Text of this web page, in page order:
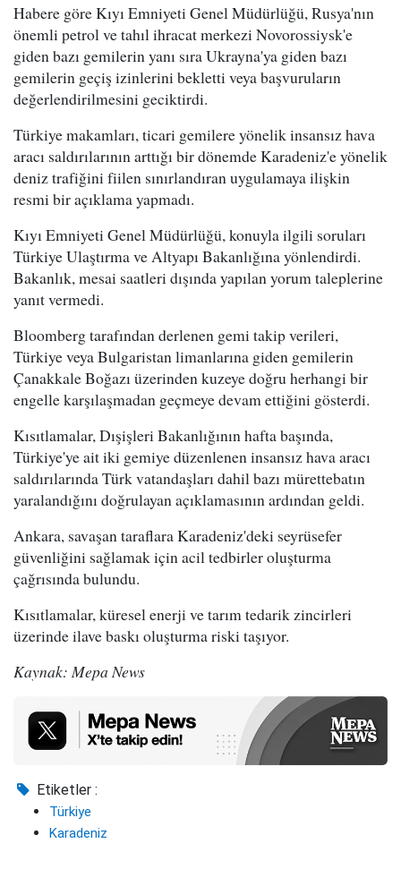
Habere göre Kıyı Emniyeti Genel Müdürlüğü, Rusya'nın
önemli petrol ve tahıl ihracat merkezi Novorossiysk'e
giden bazı gemilerin yanı sıra Ukrayna'ya giden bazı
gemilerin geçiş izinlerini bekletti veya başvuruların
değerlendirilmesini geciktirdi.
Türkiye makamları, ticari gemilere yönelik insansız hava
aracı saldırılarının arttığı bir dönemde Karadeniz'e yönelik
deniz trafiğini fiilen sınırlandıran uygulamaya ilişkin
resmi bir açıklama yapmadı.
Kıyı Emniyeti Genel Müdürlüğü, konuyla ilgili soruları
Türkiye Ulaştırma ve Altyapı Bakanlığına yönlendirdi.
Bakanlık, mesai saatleri dışında yapılan yorum taleplerine
yanıt vermedi.
Bloomberg tarafından derlenen gemi takip verileri,
Türkiye veya Bulgaristan limanlarına giden gemilerin
Çanakkale Boğazı üzerinden kuzeye doğru herhangi bir
engelle karşılaşmadan geçmeye devam ettiğini gösterdi.
Kısıtlamalar, Dışişleri Bakanlığının hafta başında,
Türkiye'ye ait iki gemiye düzenlenen insansız hava aracı
saldırılarında Türk vatandaşları dahil bazı mürettebatın
yaralandığını doğrulayan açıklamasının ardından geldi.
Ankara, savaşan taraflara Karadeniz'deki seyrüsefer
güvenliğini sağlamak için acil tedbirler oluşturma
çağrısında bulundu.
Kısıtlamalar, küresel enerji ve tarım tedarik zincirleri
üzerinde ilave baskı oluşturma riski taşıyor.
Kaynak: Mepa News
Etiketler :
Türkiye
Karadeniz